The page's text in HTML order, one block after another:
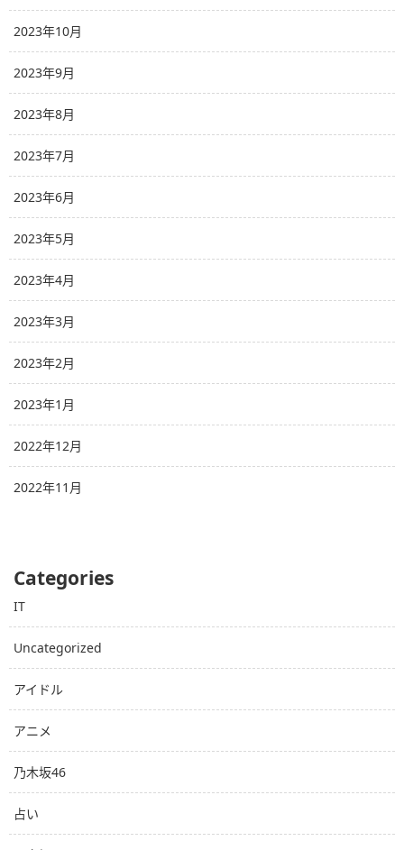
2023年10月
2023年9月
2023年8月
2023年7月
2023年6月
2023年5月
2023年4月
2023年3月
2023年2月
2023年1月
2022年12月
2022年11月
Categories
IT
Uncategorized
アイドル
アニメ
乃木坂46
占い